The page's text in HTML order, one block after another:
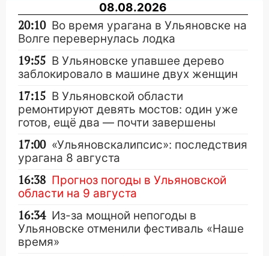
08.08.2026
20:10 Во время урагана в Ульяновске на
Волге перевернулась лодка
19:55 В Ульяновске упавшее дерево
заблокировало в машине двух женщин
17:15 В Ульяновской области
ремонтируют девять мостов: один уже
готов, ещё два — почти завершены
17:00 «Ульяновскалипсис»: последствия
урагана 8 августа
16:38 Прогноз погоды в Ульяновской
области на 9 августа
16:34 Из-за мощной непогоды в
Ульяновске отменили фестиваль «Наше
время»